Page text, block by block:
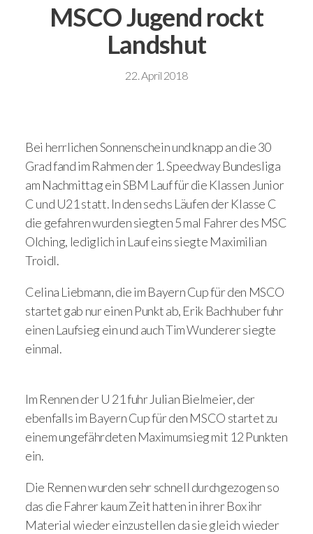
MSCO Jugend rockt
Landshut
22. April 2018
Bei herrlichen Sonnenschein und knapp an die 30
Grad fand im Rahmen der 1. Speedway Bundesliga
am Nachmittag ein SBM Lauf für die Klassen Junior
C und U21 statt. In den sechs Läufen der Klasse C
die gefahren wurden siegten 5 mal Fahrer des MSC
Olching, lediglich in Lauf eins siegte Maximilian
Troidl.
Celina Liebmann, die im Bayern Cup für den MSCO
startet gab nur einen Punkt ab, Erik Bachhuber fuhr
einen Laufsieg ein und auch Tim Wunderer siegte
einmal.
Im Rennen der U 21 fuhr Julian Bielmeier, der
ebenfalls im Bayern Cup für den MSCO startet zu
einem ungefährdeten Maximumsieg mit 12 Punkten
ein.
Die Rennen wurden sehr schnell durchgezogen so
das die Fahrer kaum Zeit hatten in ihrer Box ihr
Material wieder einzustellen da sie gleich wieder